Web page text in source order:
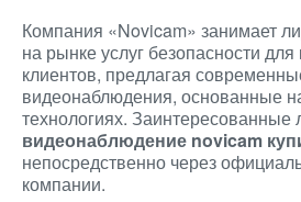
Компания «Novicam» занимает
на рынке услуг безопасности
клиентов, предлагая
видеонаблюдения, основанные
технологиях. Заинтересованные
видеонаблюдение novicam
непосредственно через
компании.